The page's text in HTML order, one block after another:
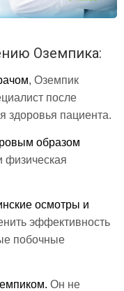
Оземпика:
, Оземпик
после
здоровья пациента.
образом
физическая
осмотры и
эффективность
побочные
Он не